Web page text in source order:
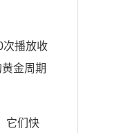
次播放收
金周期
它们快